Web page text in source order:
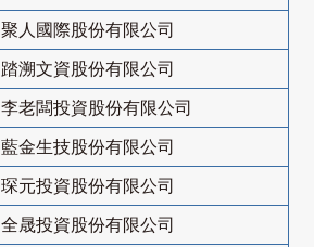
聚人國際股份有限公司
踏溯文資股份有限公司
李老闆投資股份有限公司
藍金生技股份有限公司
琛元投資股份有限公司
全晟投資股份有限公司